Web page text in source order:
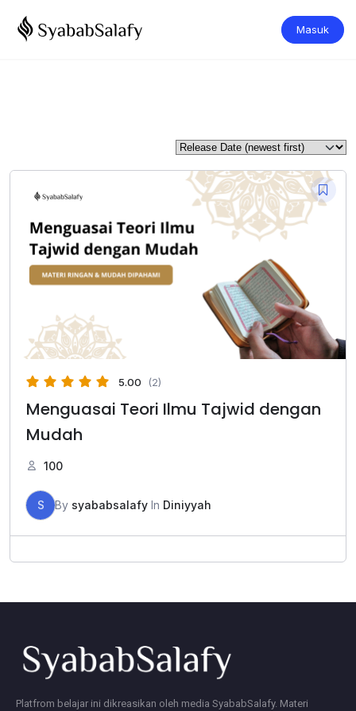
Masuk
5.00 (2)
Menguasai Teori Ilmu Tajwid dengan
Mudah
100
S By syababsalafy In Diniyyah
Platfrom belajar ini dikreasikan oleh media SyababSalafy. Materi